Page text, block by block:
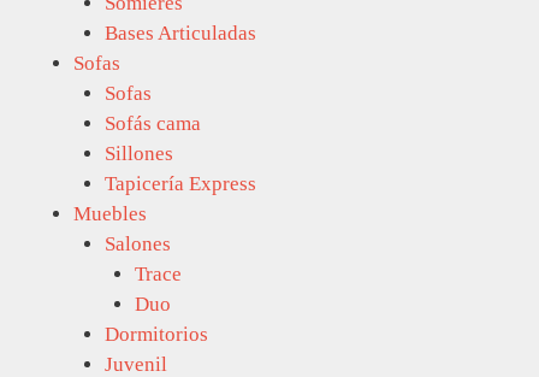
Bases Articuladas
Sofas
Sofas
Sofás cama
Sillones
Tapicería Express
Muebles
Salones
Trace
Duo
Dormitorios
Juvenil